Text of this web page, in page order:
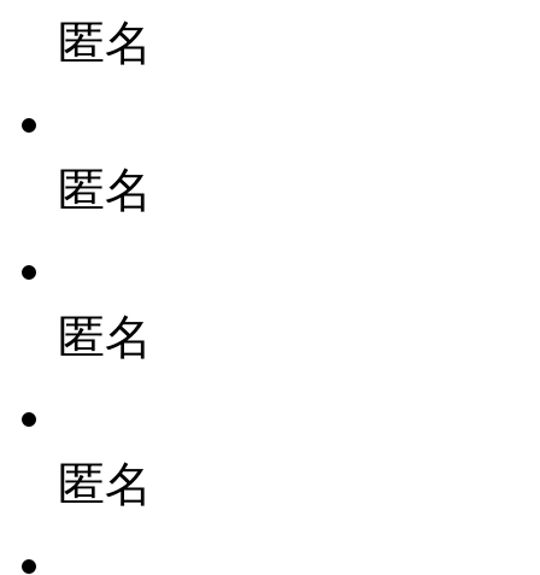
匿名
匿名
匿名
匿名